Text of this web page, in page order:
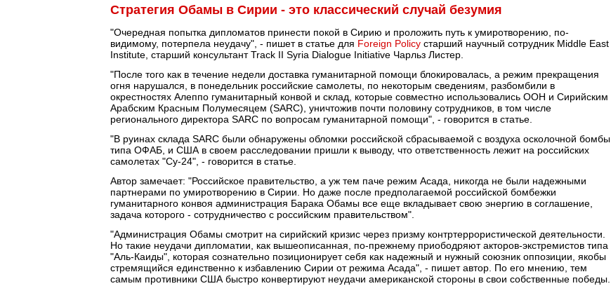
Стратегия Обамы в Сирии - это классический случай безумия
"Очередная попытка дипломатов принести покой в Сирию и проложить путь к умиротворению, по-
видимому, потерпела неудачу", - пишет в статье для Foreign Policy старший научный сотрудник Middle East
Institute, старший консультант Track II Syria Dialogue Initiative Чарльз Листер.
"После того как в течение недели доставка гуманитарной помощи блокировалась, а режим прекращения
огня нарушался, в понедельник российские самолеты, по некоторым сведениям, разбомбили в
окрестностях Алеппо гуманитарный конвой и склад, которые совместно использовались ООН и Сирийским
Арабским Красным Полумесяцем (SARC), уничтожив почти половину сотрудников, в том числе
регионального директора SARC по вопросам гуманитарной помощи", - говорится в статье.
"В руинах склада SARC были обнаружены обломки российской сбрасываемой с воздуха осколочной бомбы
типа ОФАБ, и США в своем расследовании пришли к выводу, что ответственность лежит на российских
самолетах "Су-24", - говорится в статье.
Автор замечает: "Российское правительство, а уж тем паче режим Асада, никогда не были надежными
партнерами по умиротворению в Сирии. Но даже после предполагаемой российской бомбежки
гуманитарного конвоя администрация Барака Обамы все еще вкладывает свою энергию в соглашение,
задача которого - сотрудничество с российским правительством".
"Администрация Обамы смотрит на сирийский кризис через призму контртеррористической деятельности.
Но такие неудачи дипломатии, как вышеописанная, по-прежнему приободряют акторов-экстремистов типа
"Аль-Каиды", которая сознательно позиционирует себя как надежный и нужный союзник оппозиции, якобы
стремящийся единственно к избавлению Сирии от режима Асада", - пишет автор. По его мнению, тем
самым противники США быстро конвертируют неудачи американской стороны в свои собственные победы.